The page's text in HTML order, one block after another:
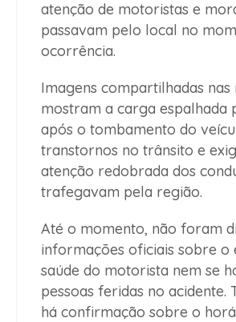
atenção de motoristas e
passavam pelo local no
ocorrência.
Imagens compartilhadas nas
mostram a carga espalhada
após o tombamento do
transtornos no trânsito e
atenção redobrada dos
trafegavam pela região.
Até o momento, não foram
informações oficiais sobre o
saúde do motorista nem se
pessoas feridas no acidente.
há confirmação sobre o